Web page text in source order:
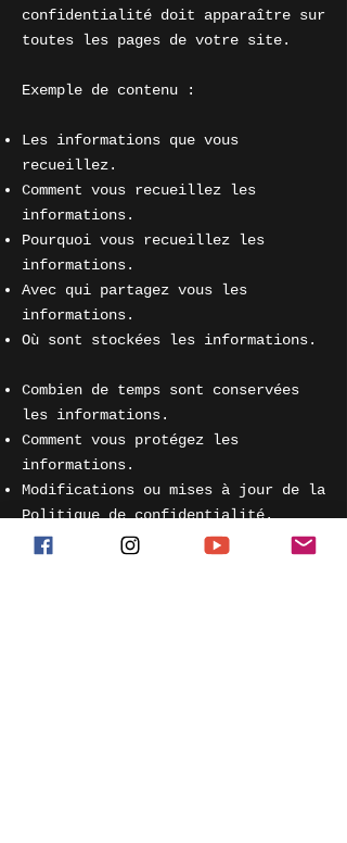
confidentialité doit apparaître sur
toutes les pages de votre site.
Exemple de contenu :
Les informations que vous
recueillez.
Comment vous recueillez les
informations.
Pourquoi vous recueillez les
informations.
Avec qui partagez vous les
informations.
Où sont stockées les informations.
Combien de temps sont conservées
les informations.
Comment vous protégez les
informations.
Modifications ou mises à jour de la
Politique de confidentialité.